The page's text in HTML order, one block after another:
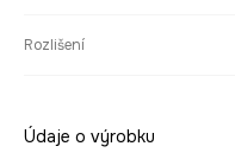
Rozlišení
Údaje o výrobku